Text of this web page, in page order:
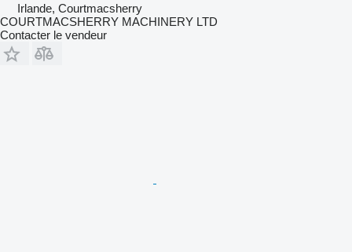
Irlande, Courtmacsherry
COURTMACSHERRY MACHINERY LTD
Contacter le vendeur